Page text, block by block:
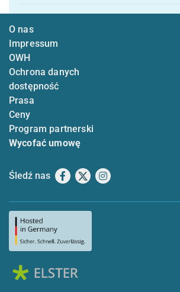
O nas
Impressum
OWH
Ochrona danych
dostępność
Prasa
Ceny
Program partnerski
Wycofać umowę
Śledź nas Facebook
X Instagram